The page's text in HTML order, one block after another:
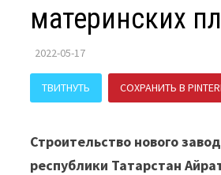
материнских
2022-05-17
ТВИТНУТЬ СОХРАНИТЬ В
Строительство нового
республики Татарстан